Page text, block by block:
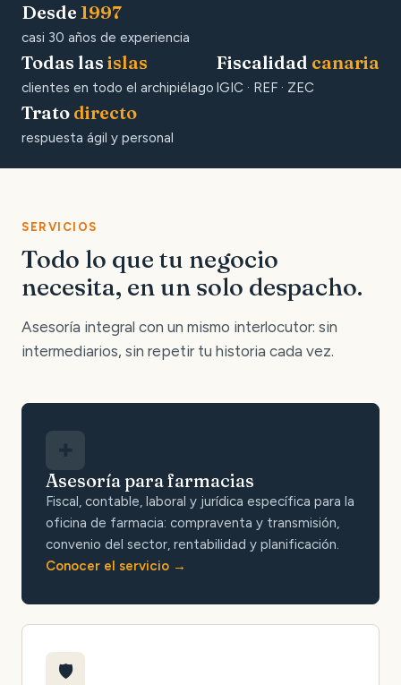
Desde 1997
casi 30 años de experiencia
Todas las islas
clientes en todo el archipiélago
Fiscalidad canaria
IGIC · REF · ZEC
Trato directo
respuesta ágil y personal
SERVICIOS
Todo lo que tu negocio
necesita, en un solo despacho.
Asesoría integral con un mismo interlocutor: sin
intermediarios, sin repetir tu historia cada vez.
Asesoría para farmacias
Fiscal, contable, laboral y jurídica específica para la
oficina de farmacia: compraventa y transmisión,
convenio del sector, rentabilidad y planificación.
Conocer el servicio
🛡️